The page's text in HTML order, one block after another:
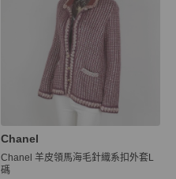
Chanel
Chanel 羊皮領馬海毛針織系扣外套L
碼